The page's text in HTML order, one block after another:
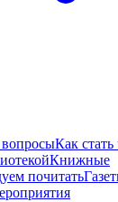
вопросыКак стать
Книжные
почитать